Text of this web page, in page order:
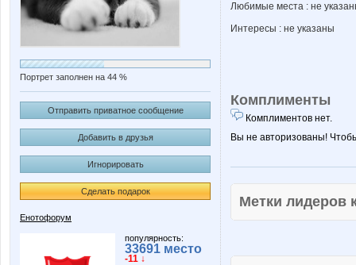
Портрет заполнен на 44 %
Отправить приватное сообщение
Добавить в друзья
Игнорировать
Сделать подарок
Енотофорум
популярность:
33691 место
-11 ↓
Любимые места : не
Интересы : не указаны
Комплименты
Комплиментов нет.
Вы не авторизованы!
Метки